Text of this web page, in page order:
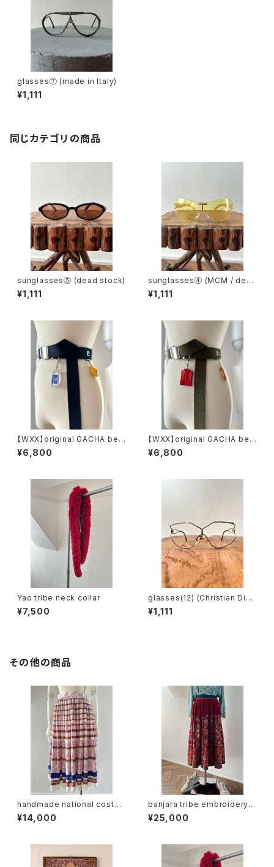
glasses⑦ (made in Italy)
¥1,111
同じカテゴリの商品
sunglasses⑤ (dead stock)
¥1,111
sunglasses④ (MCM / dead
stock)
¥1,111
【WXX】original GACHA belt
(navy)
¥6,800
【WXX】original GACHA belt
(khaki)
¥6,800
Yao tribe neck collar
¥7,500
glasses(12) (Christian Dior
/ made in austria)
¥1,111
その他の商品
handmade national costu
me design skirt
¥14,000
banjara tribe embroidery s
kirt
¥25,000